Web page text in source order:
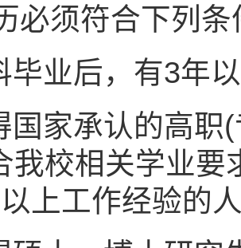
必须符合下列条
业后，有3年
家承认的高职
我校相关学业
上工作经验的